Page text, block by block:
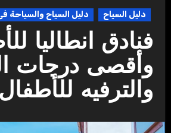
دليل السياح دليل السياح والسياحة
فنادق انطاليا
وأقصى درجات
والترفيه للأطفال